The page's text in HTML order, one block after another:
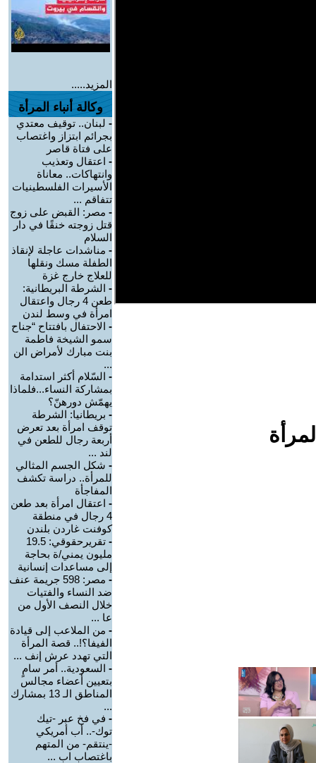
المزيد.....
وكالة أنباء المرأة
- لبنان.. توقيف معتدي
بجرائم ابتزاز واغتصاب
على فتاة قاصر
- اعتقال وتعذيب
وانتهاكات.. معاناة
الأسيرات الفلسطينيات
تتفاقم ...
- مصر: القبض على زوج
قتل زوجته خنقًا في دار
السلام
- مناشدات عاجلة لإنقاذ
الطفلة مسك ونقلها
للعلاج خارج غزة
- الشرطة البريطانية:
طعن 4 رجال واعتقال
امرأة في وسط لندن
- الاحتفال بافتتاح “جناح
سمو الشيخة فاطمة
بنت مبارك لأمراض الن
...
- السّلام أكثر استدامة
بمشاركة النساء...فلماذا
يهمّش دورهنّ؟
- بريطانيا: الشرطة
توقف امرأة بعد تعرض
أربعة رجال للطعن في
لند ...
- شكل الجسم المثالي
للمرأة.. دراسة تكشف
المفاجأة
- اعتقال امرأة بعد طعن
4 رجال في منطقة
كوفنت غاردن بلندن
-
تقريرحقوقي: 19.5
مليون يمني/ة بحاجة
إلى مساعدات إنسانية
-
مصر: 598 جريمة عنف
ضد النساء والفتيات
خلال النصف الأول من
عا ...
- من الملاعب إلى قيادة
الفيفا؟!.. قصة المرأة
التي تهدد عرش إنف ...
- السعودية.. أمر سامٍ
بتعيين أعضاء مجالس
المناطق الـ 13 بمشارك
...
- في فخ عبر -تيك
توك-.. أب أمريكي
-ينتقم- من المتهم
باغتصاب اب ...